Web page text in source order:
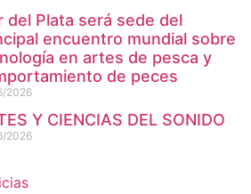
del Plata será sede del
encuentro mundial sobre
en artes de pesca y
de peces
2026
Y CIENCIAS DEL SONIDO
2026